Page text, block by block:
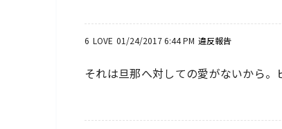
6 LOVE 01/24/2017 6:44 PM 違反報告
それは旦那へ対しての愛がないから